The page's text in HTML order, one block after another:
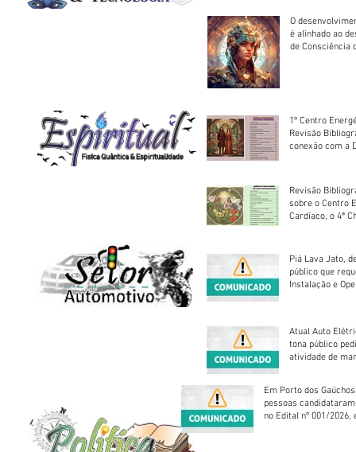
O
é alinhado ao
de Consciência
1º Centro
Revisão
conexão com a
Revisão
sobre o Centro
Cardíaco, o 4ª
Piá Lava Jato,
público que
Instalação e
Atual Auto
tona público
atividade de
Em Porto dos
pessoas
no Edital nº 001/2026,